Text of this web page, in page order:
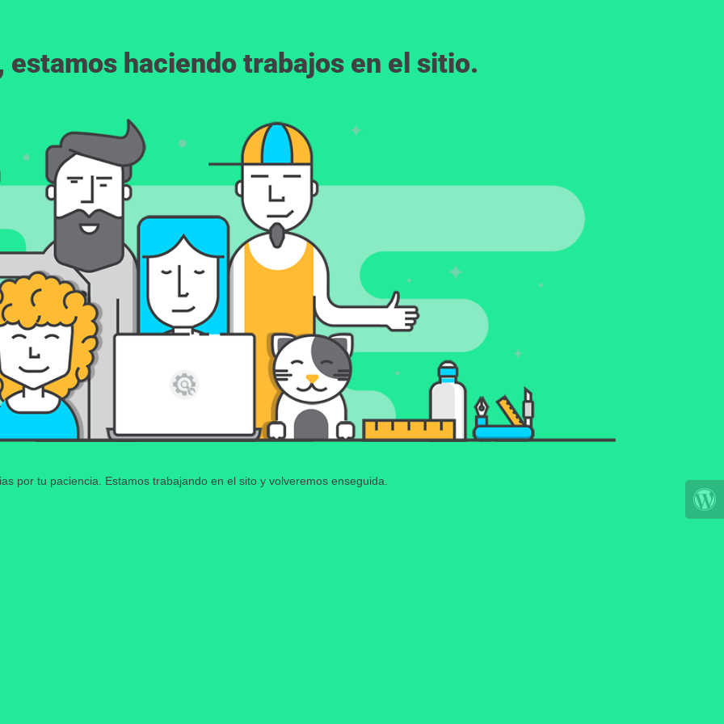
estamos haciendo trabajos en el sitio.
por tu paciencia. Estamos trabajando en el sito y volveremos enseguida.